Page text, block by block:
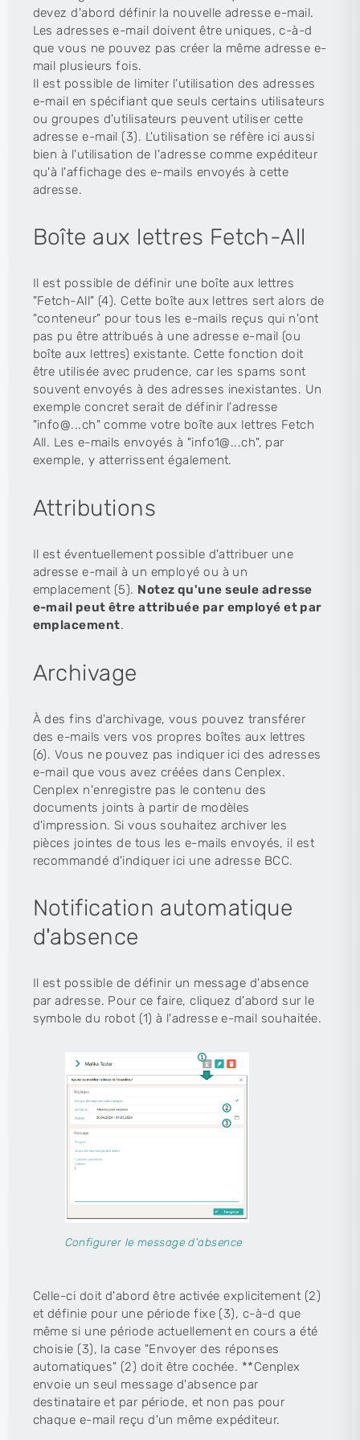
devez d'abord définir la nouvelle adresse e-mail.
Les adresses e-mail doivent être uniques, c-à-d
que vous ne pouvez pas créer la même adresse e-
mail plusieurs fois.
Il est possible de limiter l'utilisation des adresses
e-mail en spécifiant que seuls certains utilisateurs
ou groupes d'utilisateurs peuvent utiliser cette
adresse e-mail (3). L'utilisation se réfère ici aussi
bien à l'utilisation de l'adresse comme expéditeur
qu'à l'affichage des e-mails envoyés à cette
adresse.
Boîte aux lettres Fetch-All
Il est possible de définir une boîte aux lettres
"Fetch-All" (4). Cette boîte aux lettres sert alors de
"conteneur" pour tous les e-mails reçus qui n'ont
pas pu être attribués à une adresse e-mail (ou
boîte aux lettres) existante. Cette fonction doit
être utilisée avec prudence, car les spams sont
souvent envoyés à des adresses inexistantes. Un
exemple concret serait de définir l'adresse
"info@...ch" comme votre boîte aux lettres Fetch
All. Les e-mails envoyés à "info1@...ch", par
exemple, y atterrissent également.
Attributions
Il est éventuellement possible d'attribuer une
adresse e-mail à un employé ou à un
emplacement (5). Notez qu'une seule adresse
e-mail peut être attribuée par employé et par
emplacement.
Archivage
À des fins d'archivage, vous pouvez transférer
des e-mails vers vos propres boîtes aux lettres
(6). Vous ne pouvez pas indiquer ici des adresses
e-mail que vous avez créées dans Cenplex.
Cenplex n'enregistre pas le contenu des
documents joints à partir de modèles
d'impression. Si vous souhaitez archiver les
pièces jointes de tous les e-mails envoyés, il est
recommandé d'indiquer ici une adresse BCC.
Notification automatique
d'absence
Il est possible de définir un message d'absence
par adresse. Pour ce faire, cliquez d'abord sur le
symbole du robot (1) à l'adresse e-mail souhaitée.
Configurer le message d'absence
Celle-ci doit d'abord être activée explicitement (2)
et définie pour une période fixe (3), c-à-d que
même si une période actuellement en cours a été
choisie (3), la case "Envoyer des réponses
automatiques" (2) doit être cochée. **Cenplex
envoie un seul message d'absence par
destinataire et par période, et non pas pour
chaque e-mail reçu d'un même expéditeur.